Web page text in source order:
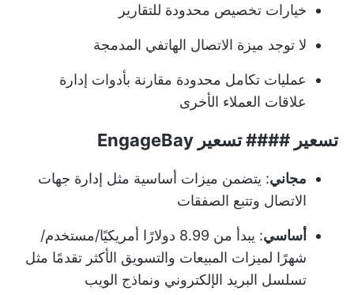
خيارات تخصيص محدودة للتقارير
لا توجد ميزة الاتصال الهاتفي المدمجة
عمليات تكامل محدودة مقارنة بأدوات إدارة
علاقات العملاء الأخرى
تسعير #### تسعير EngageBay
مجاني: يتضمن ميزات أساسية مثل إدارة جهات
الاتصال وتتبع الصفقات
أساسي
: يبدأ من 8.99 دولارًا أمريكيًا/مستخدم/
شهرًا لميزات المبيعات والتسويق الأكثر تقدمًا مثل
تسلسل البريد الإلكتروني ونماذج الويب